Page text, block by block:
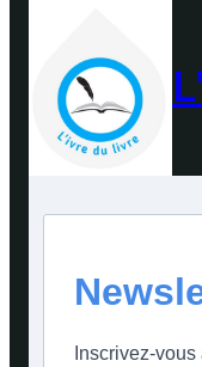
Inscrivez-